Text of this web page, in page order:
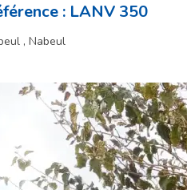
: LANV 350
, Nabeul